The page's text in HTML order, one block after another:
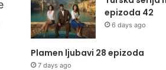
epizoda 42
6 days ago
Plamen ljubavi 28 epizoda
7 days ago